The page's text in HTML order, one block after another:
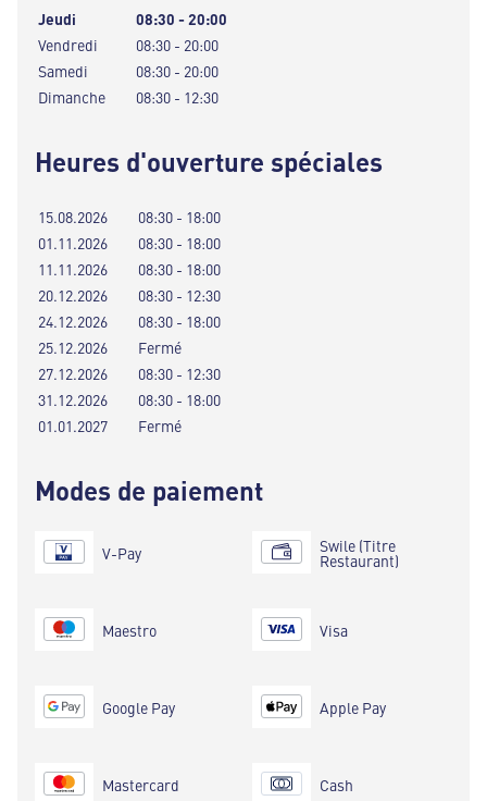
Jeudi
08:30 - 20:00
Vendredi
08:30 - 20:00
Samedi
08:30 - 20:00
Dimanche
08:30 - 12:30
Heures d'ouverture spéciales
15.08.2026
08:30 - 18:00
01.11.2026
08:30 - 18:00
11.11.2026
08:30 - 18:00
20.12.2026
08:30 - 12:30
24.12.2026
08:30 - 18:00
25.12.2026
Fermé
27.12.2026
08:30 - 12:30
31.12.2026
08:30 - 18:00
01.01.2027
Fermé
Modes de paiement
V-Pay
Maestro
Google Pay
Mastercard
Swile (Titre
Restaurant)
Visa
Apple Pay
Cash